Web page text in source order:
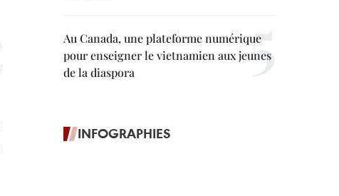
Au Canada, une plateforme numérique
pour enseigner le vietnamien aux jeunes
de la diaspora
INFOGRAPHIES